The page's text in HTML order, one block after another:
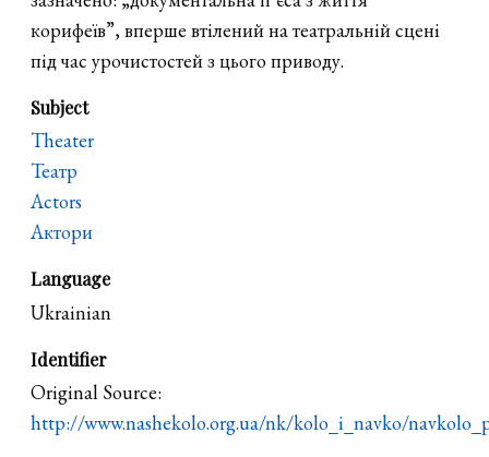
корифеїв”, вперше втілений на театральній сцені
під час урочистостей з цього приводу.
Subject
Theater
Театр
Actors
Актори
Language
Ukrainian
Identifier
Original Source:
http://www.nashekolo.org.ua/nk/kolo_i_navko/